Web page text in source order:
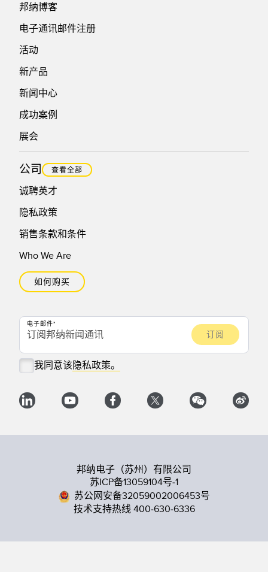
邦纳博客
电子通讯邮件注册
活动
新产品
新闻中心
成功案例
展会
公司 查看全部
诚聘英才
隐私政策
销售条款和条件
Who We Are
如何购买
电子邮件
我同意该隐私政策。
邦纳电子（苏州）有限公司
苏ICP备13059104号-1
苏公网安备32059002006453号
技术支持热线 400-630-6336